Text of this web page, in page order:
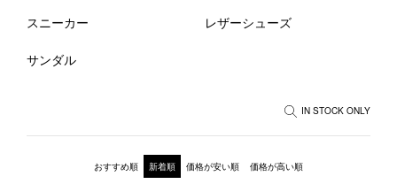
スニーカー レザーシューズ
サンダル
IN STOCK ONLY
おすすめ順 新着順 価格が安い順 価格が高い順